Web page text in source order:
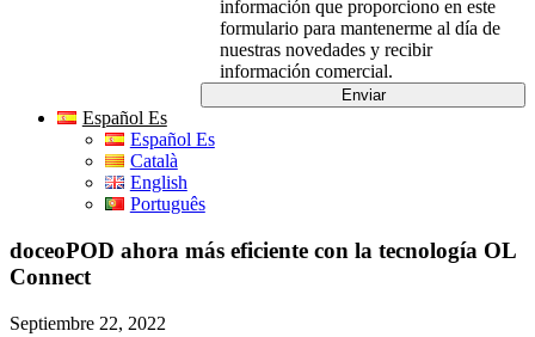
información que proporciono en este
formulario para mantenerme al día de
nuestras novedades y recibir
información comercial.
Español Es
Español Es
Català
English
Português
doceoPOD ahora más eficiente con la tecnología OL
Connect
Septiembre 22, 2022